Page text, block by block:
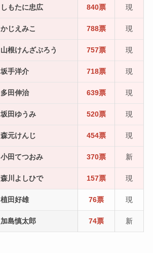
しもたに忠広 840票 現
かじえみこ 788票 現
山根けんざぶろう 757票 現
坂手洋介 718票 現
多田伸治 639票 現
坂田ゆうみ 520票 現
森元けんじ 454票 現
小田てつおみ 370票 新
森川よしひで 157票 現
植田好雄 76票 現
加島慎太郎 74票 新